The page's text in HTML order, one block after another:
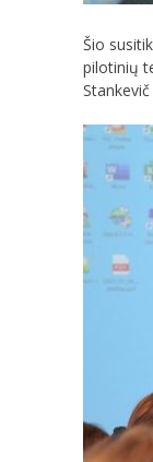
Šio
pilotinių